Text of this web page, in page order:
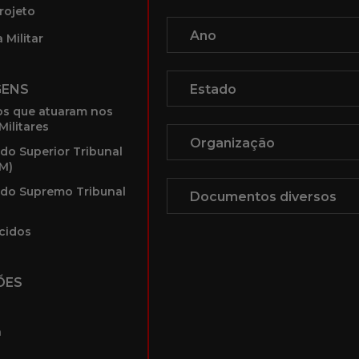
Militar
que atuaram nos
Superior Tribunal
Supremo Tribunal